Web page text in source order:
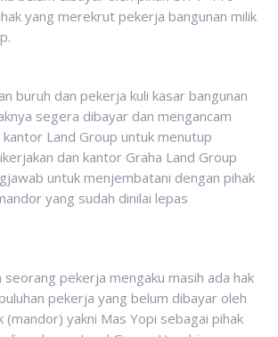
yang merekrut pekerja bangunan milik
buruh dan pekerja kuli kasar bangunan
segera dibayar dan mengancam
Land Group untuk menutup
dan kantor Graha Land Group
untuk menjembatani dengan pihak
yang sudah dinilai lepas
pekerja mengaku masih ada hak
pekerja yang belum dibayar oleh
(mandor) yakni Mas Yopi sebagai pihak